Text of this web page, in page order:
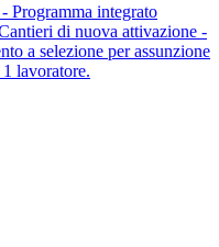
Programma integrato
di nuova attivazione -
a selezione per assunzione
lavoratore.